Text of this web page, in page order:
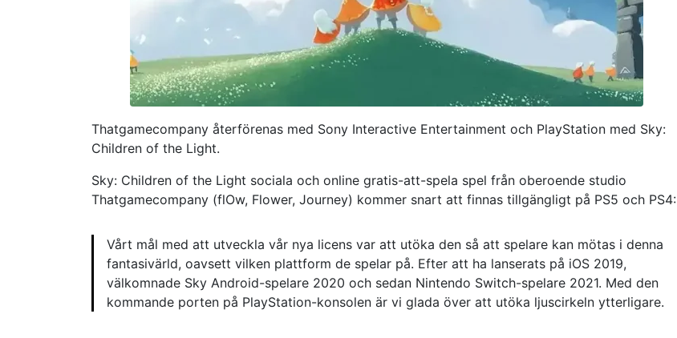
Thatgamecompany återförenas med Sony Interactive Entertainment och PlayStation med Sky:
Children of the Light.
Sky: Children of the Light sociala och online gratis-att-spela spel från oberoende studio
Thatgamecompany (flOw, Flower, Journey) kommer snart att finnas tillgängligt på PS5 och PS4:
Vårt mål med att utveckla vår nya licens var att utöka den så att spelare kan mötas i denna
fantasivärld, oavsett vilken plattform de spelar på. Efter att ha lanserats på iOS 2019,
välkomnade Sky Android-spelare 2020 och sedan Nintendo Switch-spelare 2021. Med den
kommande porten på PlayStation-konsolen är vi glada över att utöka ljuscirkeln ytterligare.